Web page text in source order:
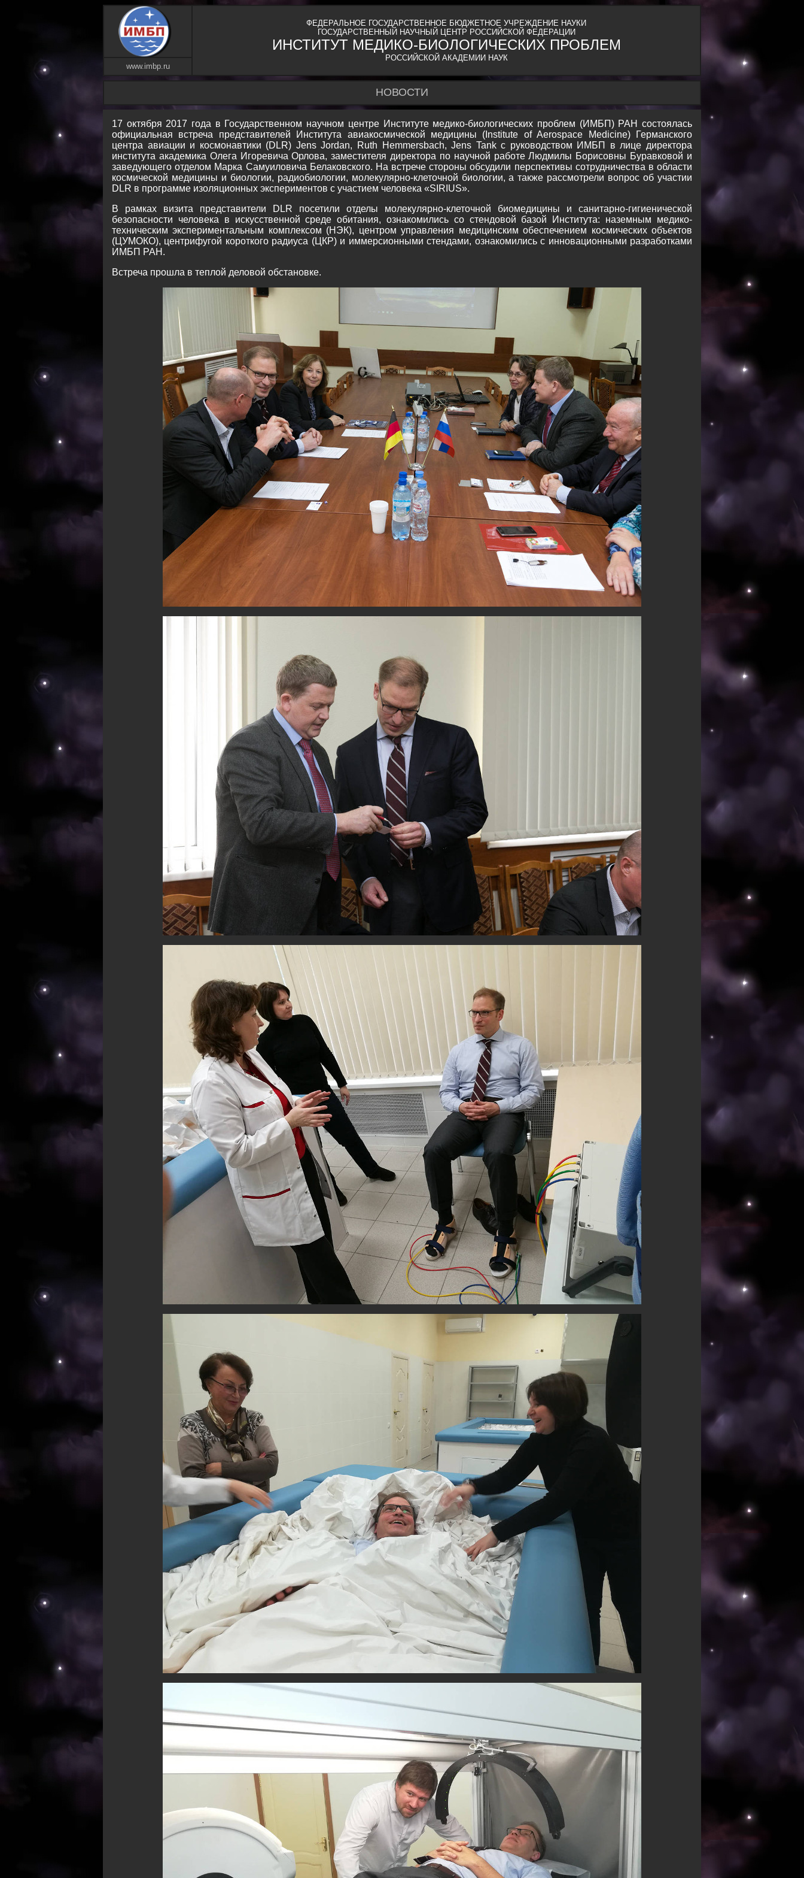
ФЕДЕРАЛЬНОЕ ГОСУДАРСТВЕННОЕ БЮДЖЕТНОЕ УЧРЕЖДЕНИЕ НАУКИ
ГОСУДАРСТВЕННЫЙ НАУЧНЫЙ ЦЕНТР РОССИЙСКОЙ ФЕДЕРАЦИИ
ИНСТИТУТ МЕДИКО-БИОЛОГИЧЕСКИХ ПРОБЛЕМ
РОССИЙСКОЙ АКАДЕМИИ НАУК
www.imbp.ru
НОВОСТИ
17 октября 2017 года в Государственном научном центре Институте медико-биологических проблем (ИМБП) РАН состоялась
официальная встреча представителей Института авиакосмической медицины (Institute of Aerospace Medicine) Германского
центра авиации и космонавтики (DLR) Jens Jordan, Ruth Hemmersbach, Jens Tank с руководством ИМБП в лице директора
института академика Олега Игоревича Орлова, заместителя директора по научной работе Людмилы Борисовны Буравковой и
заведующего отделом Марка Самуиловича Белаковского. На встрече стороны обсудили перспективы сотрудничества в области
космической медицины и биологии, радиобиологии, молекулярно-клеточной биологии, а также рассмотрели вопрос об участии
DLR в программе изоляционных экспериментов с участием человека «SIRIUS».
В рамках визита представители DLR посетили отделы молекулярно-клеточной биомедицины и санитарно-гигиенической
безопасности человека в искусственной среде обитания, ознакомились со стендовой базой Института: наземным медико-
техническим экспериментальным комплексом (НЭК), центром управления медицинским обеспечением космических объектов
(ЦУМОКО), центрифугой короткого радиуса (ЦКР) и иммерсионными стендами, ознакомились с инновационными разработками
ИМБП РАН.
Встреча прошла в теплой деловой обстановке.